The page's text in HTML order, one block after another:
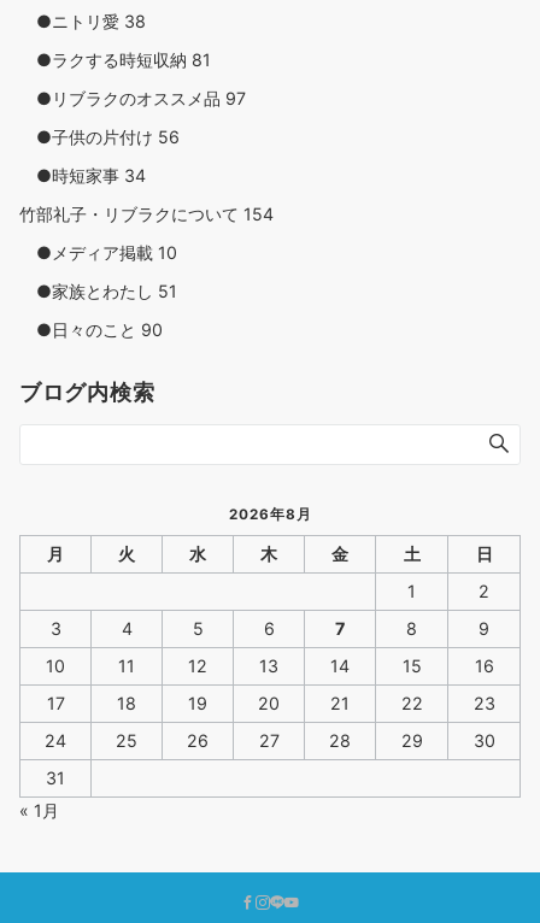
●ニトリ愛 38
●ラクする時短収納 81
●リブラクのオススメ品 97
●子供の片付け 56
●時短家事 34
竹部礼子・リブラクについて 154
●メディア掲載 10
●家族とわたし 51
●日々のこと 90
ブログ内検索
2026年8月
月 火 水 木 金 土
日
1
2
3
4 5 6 7 8
9
10
11 12 13 14 15
16
17
18 19 20 21 22
23
24
25 26 27 28 29
30
31
« 1月